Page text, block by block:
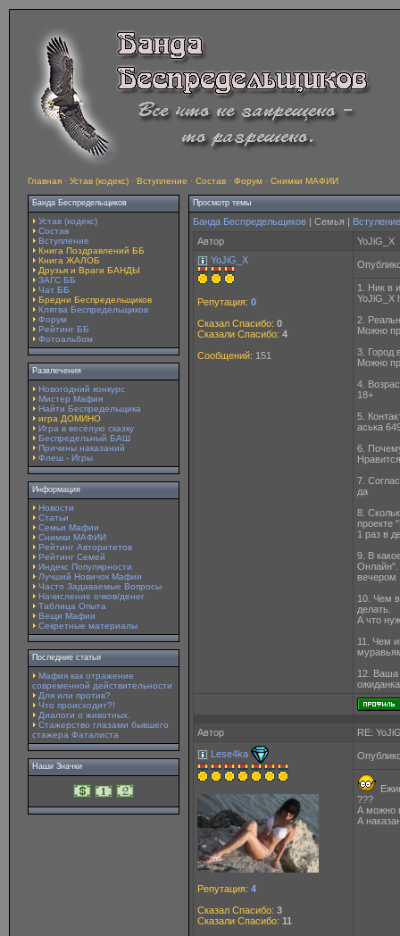
Главная · Устав (кодекс) · Вступление · Состав · Форум · Снимки МАФИИ
Банда Беспредельщиков
Устав (кодекс)
Состав
Вступление
Книга Поздравлений ББ
Книга ЖАЛОБ
Друзья и Враги БАНДЫ
ЗАГС ББ
Чат ББ
Бредни Беспредельщиков
Клятва Беспредельщиков
Форум
Рейтинг ББ
Фотоальбом
Развлечения
Новогодний конкурс
Мистер Мафия
Найти Беспредельщика
игра ДОМИНО
Игра в весёлую сказку
Беспредельный БАШ
Причины наказаний
Флеш - Игры
Информация
Новости
Статьи
Семьи Мафии
Снимки МАФИИ
Рейтинг Авторитетов
Рейтинг Семей
Индекс Популярности
Лучший Новичок Мафии
Часто Задаваемые Вопросы
Начисление очков/денег
Таблица Опыта
Вещи Мафии
Секретные материалы
Последние статьи
Мафия как отражение
современной действительности
Для или против?
Что происходит?!
Диалоги о животных.
Стажерство глазами бывшего
стажера Фаталиста
Наши Значки
Просмотр темы
Банда Беспредельщиков | Семья | Встуление
Автор
YoJiG_X
YoJiG_X
Репутация: 0
Сказал Спасибо: 0
Сказали Спасибо: 4
Сообщений: 151
1. Ник в
YoJiG_X
2.
Можно
3. Город
Можно
4.
18+
5.
аська
6.
7.
да
8.
проекте
1 раз в
9. В
Онлайн".
вечером
10. Чем
делать.
А что
11. Чем
12.
ожиданка
Автор
RE:
Lese4ka
Репутация: 4
Сказал Спасибо: 3
Сказали Спасибо: 11
???
А можно
А